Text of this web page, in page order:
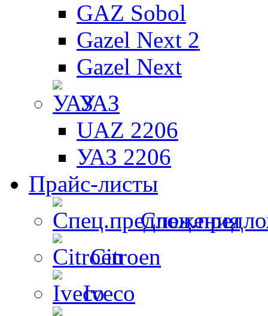
GAZ Sobol
Gazel Next 2
Gazel Next
УАЗ
UAZ 2206
УАЗ 2206
Прайс-листы
Citroen
Iveco